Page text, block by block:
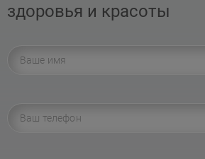
здоровья и красоты